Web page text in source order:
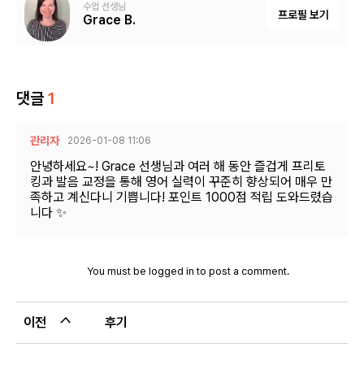
수업 선생님
Grace B. 프로필 보기
댓글 1
관리자 2026-01-08 11:06
안녕하세요~! Grace 선생님과 여러 해 동안 즐겁게 프리토
킹과 발음 교정을 통해 영어 실력이 꾸준히 향상되어 매우 만
족하고 계신다니 기쁩니다! 포인트 1000점 적립 도와드렸습
니다 ✨
You must be logged in to post a comment.
이전 후기